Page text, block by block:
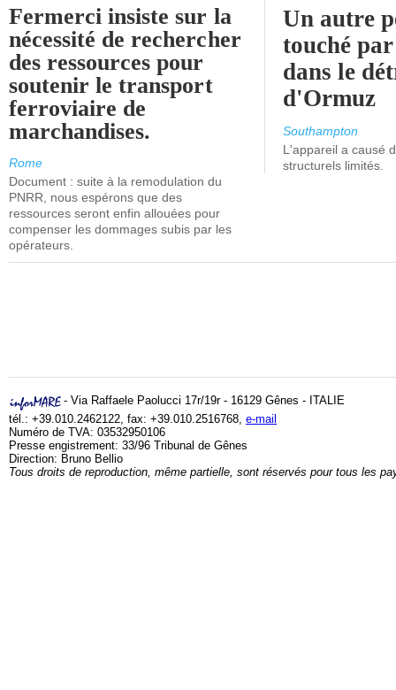
Fermerci insiste sur la
nécessité de rechercher
des ressources pour
soutenir le transport
ferroviaire de
marchandises.
Rome
Document : suite à la remodulation du
PNRR, nous espérons que des
ressources seront enfin allouées pour
compenser les dommages subis par les
opérateurs.
Un autre
touché
dans le
d'Ormuz
Southampton
L'appareil a causé
structurels limités.
- Via Raffaele Paolucci 17r/19r - 16129 Gênes - ITALIE
tél.: +39.010.2462122, fax: +39.010.2516768, e-mail
Numéro de TVA: 03532950106
Presse engistrement: 33/96 Tribunal de Gênes
Direction: Bruno Bellio
Tous droits de reproduction, même partielle, sont réservés pour tous les